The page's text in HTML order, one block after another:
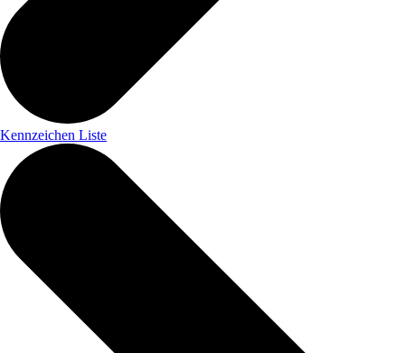
Kennzeichen Liste